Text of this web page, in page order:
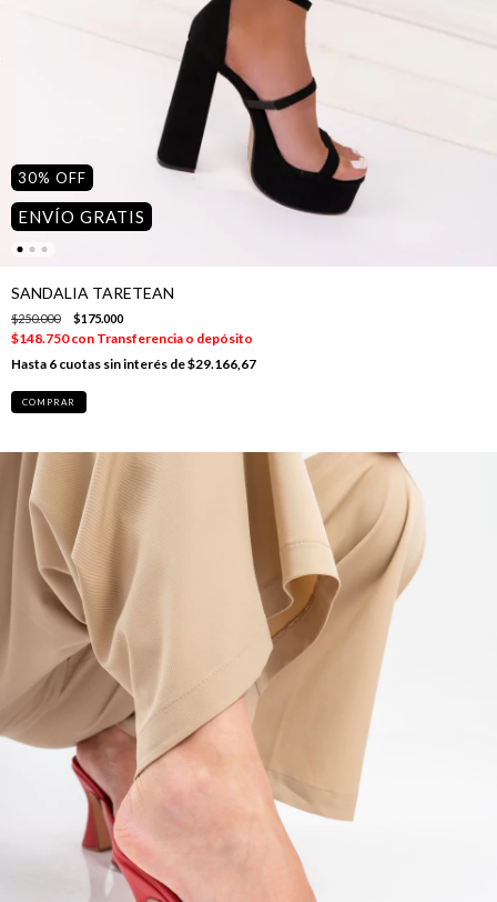
30% OFF
ENVÍO GRATIS
SANDALIA TARETEAN
$250.000 $175.000
$148.750con Transferencia o depósito
6 cuotas sin interés de$29.166,67
COMPRAR